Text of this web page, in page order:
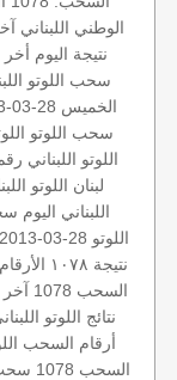
الوطني اللبناني
نتيجة اليوم
سحب اللوتو
الخميس 28-03-2013
سحب اللوتو
اللوتو اللبناني
لبنان اللوتو اللبناني 1078 و
اللبناني اليوم
اللوتو 28-03-2013
نتيجة ١٠٧٨
السحب 1078
آخر
نتائج اللوتو
أرقام السحب
السحب 1078
سحب